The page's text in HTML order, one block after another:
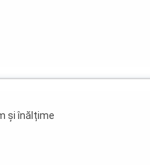
și înălțime